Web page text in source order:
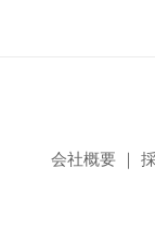
会社概要 ｜